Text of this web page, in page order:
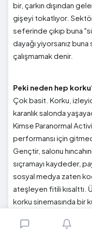
bir, çarkın dışından
gişeyi tokatlıyor.
seferinde çıkıp buna
dayağı yiyorsanız
çalışmamak denir.
Peki neden hep
Çok basit. Korku,
karanlık salonda
Kimse Paranormal
performansı için
Gençtir, salonu
sıçramayı kaydeder,
sosyal medya zaten
ateşleyen fitili kısalttı.
korku sinemasında bir
Göstermediğiniz şey,
korkunçtur. Ve en